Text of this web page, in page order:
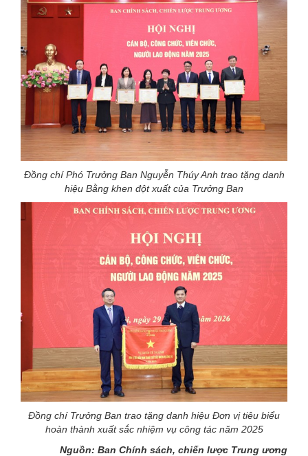
Đồng chí Phó Trưởng Ban Nguyễn Thúy Anh trao tặng danh
hiệu Bằng khen đột xuất của Trưởng Ban
Đồng chí Trưởng Ban trao tặng danh hiệu Đơn vị tiêu biểu
hoàn thành xuất sắc nhiệm vụ công tác năm 2025
Nguồn: Ban Chính sách, chiến lược Trung ương